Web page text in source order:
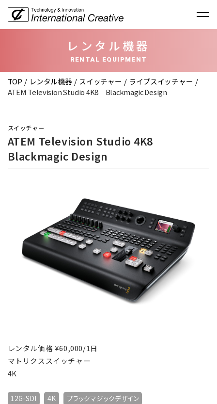
レンタル機器
RENTAL EQUIPMENT
TOP レンタル機器 スイッチャー
ライブスイッチャー
ATEM Television Studio 4K8 Blackmagic Design
スイッチャー
ATEM Television Studio 4K8
Blackmagic Design
レンタル価格 ¥60,000/1日
マトリクススイッチャー
4K
12G-SDI 4K ブラックマジックデザイン